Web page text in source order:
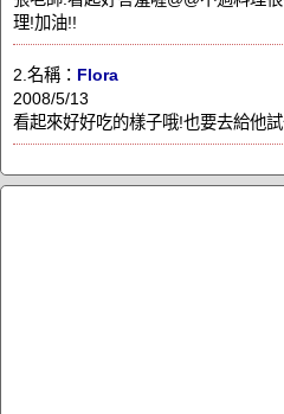
理!加油!!
2.名稱： Flora
2008/5/13
看起來好好吃的樣子哦!也要去給他